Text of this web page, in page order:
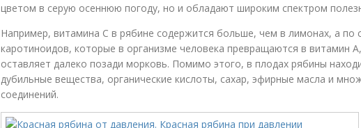
цветом в серую осеннюю погоду, но и обладают широким спектром
Например, витамина С в рябине содержится больше, чем в лимонах, а по
каротиноидов, которые в организме человека превращаются в витамин
оставляет далеко позади морковь. Помимо этого, в плодах рябины
дубильные вещества, органические кислоты, сахар, эфирные масла и
соединений.